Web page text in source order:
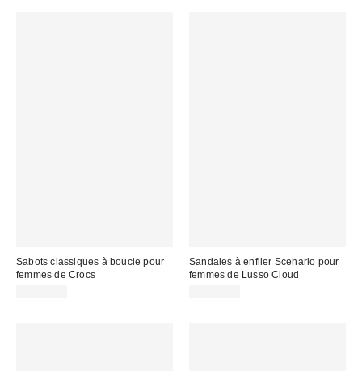
Sabots classiques à boucle pour
femmes de Crocs
Sandales à enfiler Scenario pour
femmes de Lusso Cloud